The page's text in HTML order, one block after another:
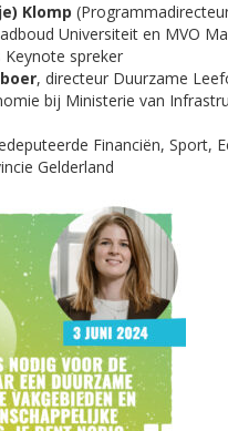
Klomp
Universiteit en MVO
Keynote spreker
, directeur Duurzame
bij Ministerie van
Financiën, Sport,
Gelderland